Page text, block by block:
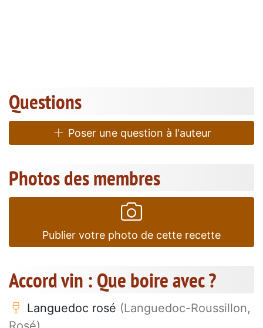
Questions
Poser une question à l'auteur
Photos des membres
Publier votre photo de cette recette
Accord vin : Que boire avec ?
Languedoc rosé (Languedoc-Roussillon,